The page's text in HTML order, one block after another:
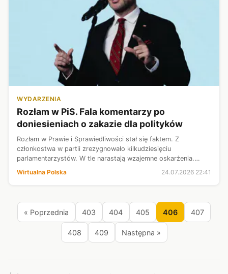
WYDARZENIA
Rozłam w PiS. Fala komentarzy po
doniesieniach o zakazie dla polityków
Rozłam w Prawie i Sprawiedliwości stał się faktem. Z
członkostwa w partii zrezygnowało kilkudziesięciu
parlamentarzystów. W tle narastają wzajemne oskarżenia.
Waldemar Buda twierdzi, że politycy PiS otrzymali zakaz
Wirtualna Polska 24.07.2026 22:41
« Poprzednia 403 404 405 406 407
408 409 Następna »